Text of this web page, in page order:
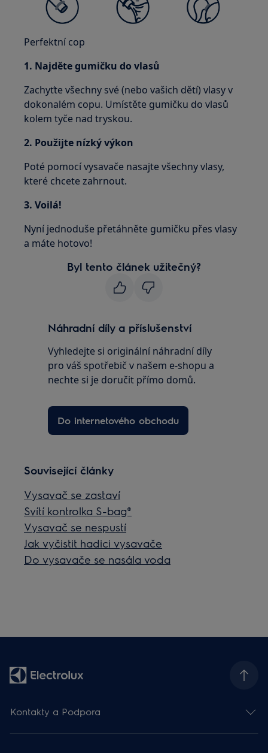
Perfektní cop
1. Najděte gumičku do vlasů
Zachyťte všechny své (nebo vašich dětí) vlasy v
dokonalém copu. Umístěte gumičku do vlasů
kolem tyče nad tryskou.
2. Použijte nízký výkon
Poté pomocí vysavače nasajte všechny vlasy,
které chcete zahrnout.
3. Voilá!
Nyní jednoduše přetáhněte gumičku přes vlasy
a máte hotovo!
Byl tento článek užitečný?
Náhradní díly a příslušenství
Vyhledejte si originální náhradní díly
pro váš spotřebič v našem e-shopu a
nechte si je doručit přímo domů.
Do internetového obchodu
Související články
Vysavač se zastaví
Svítí kontrolka S-bag®
Vysavač se nespustí
Jak vyčistit hadici vysavače
Do vysavače se nasála voda
Kontakty a Podpora